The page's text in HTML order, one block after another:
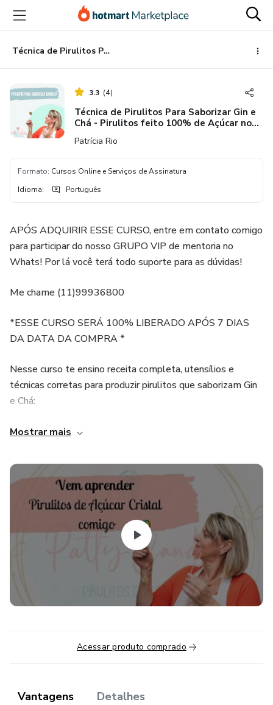
para
conteúdo
principal
para
pagamento
para
rodapé
Técnica de Pirulitos Para Saborizar Gin e Chá - Pirulitos feito 100% de Açúcar no Cristal
3.3 (4)
Técnica de Pirulitos Para Saborizar Gin e
Chá - Pirulitos feito 100% de Açúcar no
Cristal
Patrícia Rio
Formato: Cursos Online e Serviços de Assinatura
Idioma: Português
APÓS ADQUIRIR ESSE CURSO, entre em contato comigo
para participar do nosso GRUPO VIP de mentoria no
Whats! Por lá você terá todo suporte para as dúvidas!
Me chame (11)99936800
*ESSE CURSO SERÁ 100% LIBERADO APÓS 7 DIAS
DA DATA DA COMPRA *
Nesse curso te ensino receita completa, utensílios e
técnicas corretas para produzir pirulitos que saborizam Gin
e Chá:
- Aromatizar caldas
- Saborizar caldas
- Tingimento de caldas
- Como usar as especiarias
- Como embalar e armazenar
Mostrar mais
Acessar produto comprado
Vantagens Detalhes